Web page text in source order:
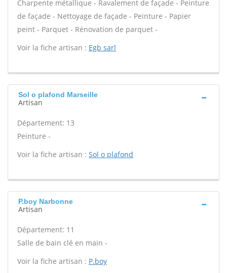
Charpente métallique - Ravalement de façade - Peinture
de façade - Nettoyage de façade - Peinture - Papier
peint - Parquet - Rénovation de parquet -
Voir la fiche artisan : Egb sarl
Sol o plafond Marseille
Artisan
Département: 13
Peinture -
Voir la fiche artisan : Sol o plafond
P.boy Narbonne
Artisan
Département: 11
Salle de bain clé en main -
Voir la fiche artisan : P.boy